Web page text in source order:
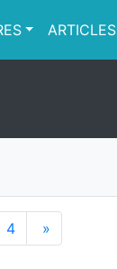
ARTICLES
4 »